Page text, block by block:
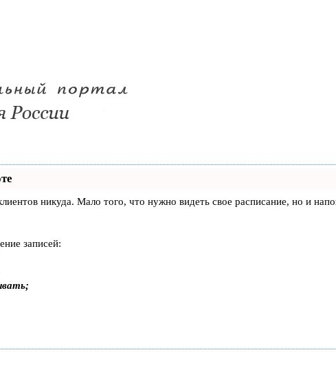
никуда. Мало того, что нужно видеть свое расписание, но и
записей: